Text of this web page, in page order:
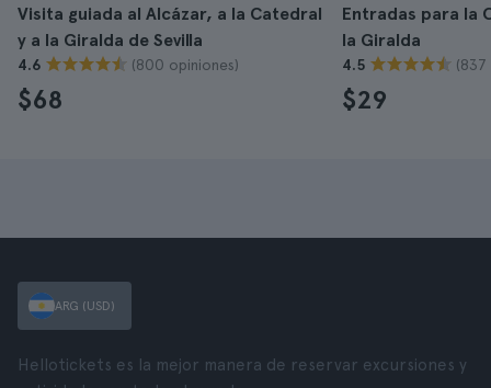
Visita guiada al Alcázar, a la Catedral
y a la Giralda de Sevilla
4.6 (800 opiniones)
$68
Entradas para la
la Giralda
4.5 (837
$29
ARG (USD)
Hellotickets es la mejor manera de reservar excursiones y